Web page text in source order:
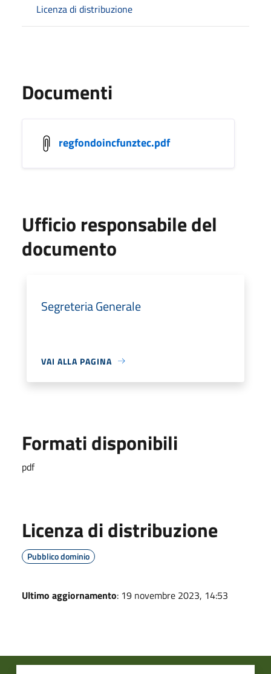
Licenza di distribuzione
Documenti
regfondoincfunztec.pdf
Ufficio responsabile del
documento
Segreteria Generale
VAI ALLA PAGINA
Formati disponibili
pdf
Licenza di distribuzione
Pubblico dominio
Ultimo aggiornamento: 19 novembre 2023, 14:53